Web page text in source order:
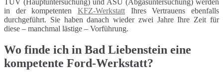
in der kompetenten KFZ-Werkstatt Ihres Vertrauens ebenfalls
durchgeführt. Sie haben danach wieder zwei Jahre Ihre Zeit für
diese – manchmal lästige – Vorführung.
Wo finde ich in Bad Liebenstein eine
kompetente Ford-Werkstatt?